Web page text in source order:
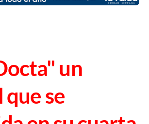
un
se